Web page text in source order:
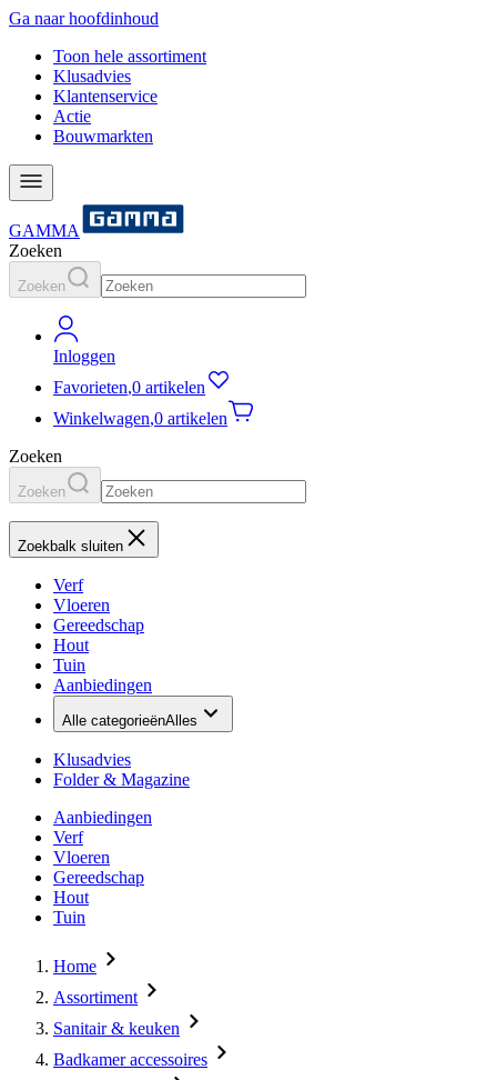
Ga naar hoofdinhoud
Toon hele assortiment
Klusadvies
Klantenservice
Actie
Bouwmarkten
GAMMA
Zoeken
Zoeken
Inloggen
Favorieten,0 artikelen
Winkelwagen,0 artikelen
Zoeken
Zoeken
Zoekbalk sluiten
Verf
Vloeren
Gereedschap
Hout
Tuin
Aanbiedingen
Alle categorieënAlles
Klusadvies
Folder & Magazine
Aanbiedingen
Verf
Vloeren
Gereedschap
Hout
Tuin
Home
Assortiment
Sanitair & keuken
Badkamer accessoires